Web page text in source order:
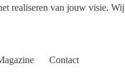
realiseren van jouw visie.
Contact